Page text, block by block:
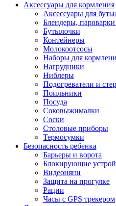
Аксессуары для кормления
Аксессуары для
Блендеры,
Бутылочки
Контейнеры
Молокоотсосы
Наборы для
Нагрудники
Ниблеры
Подогреватели и
Поильники
Посуда
Соковыжималки
Соски
Столовые приборы
Термосумки
Безопасность ребенка
Барьеры и ворота
Блокирующие
Видеоняни
Защита на прогулке
Рации
Часы с GPS трекером